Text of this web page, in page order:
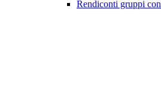
Rendiconti gruppi